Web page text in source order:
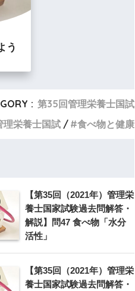
う
: 第35回管理栄養士国試
理栄養士国試 食べ物と健康
【第35回（2021年）管理栄
養士国家試験過去問解答・
解説】問47 食べ物「水分
活性」
【第35回（2021年）管理栄
養士国家試験過去問解答・